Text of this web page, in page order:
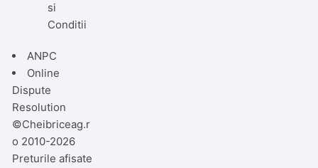
si
Conditii
ANPC
Online
Dispute
Resolution
©Cheibriceag.r
o 2010-2026
Preturile afisate